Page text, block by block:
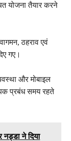
योजना तैयार करने
ठहराव एवं
गए।
और मोबाइल
प्रबंध समय रहते
ने दिया